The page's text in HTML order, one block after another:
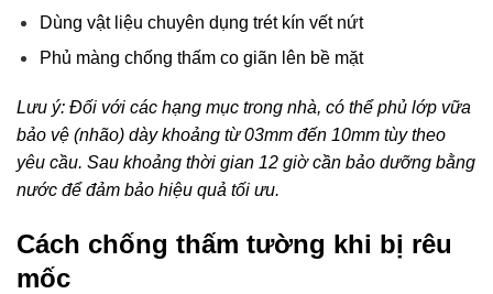
Dùng vật liệu chuyên dụng trét kín vết nứt
Phủ màng chống thấm co giãn lên bề mặt
Lưu ý: Đối với các hạng mục trong nhà, có thể phủ lớp vữa
bảo vệ (nhão) dày khoảng từ 03mm đến 10mm tùy theo
yêu cầu. Sau khoảng thời gian 12 giờ cần bảo dưỡng bằng
nước để đảm bảo hiệu quả tối ưu.
Cách chống thấm tường khi bị rêu
mốc